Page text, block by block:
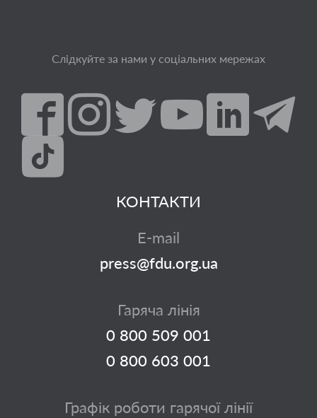
Слідкуйте за нами у соціальних мережах
КОНТАКТИ
E-mail
press@fdu.org.ua
Гаряча лінія
0 800 509 001
0 800 603 001
Графік роботи гарячої лінії